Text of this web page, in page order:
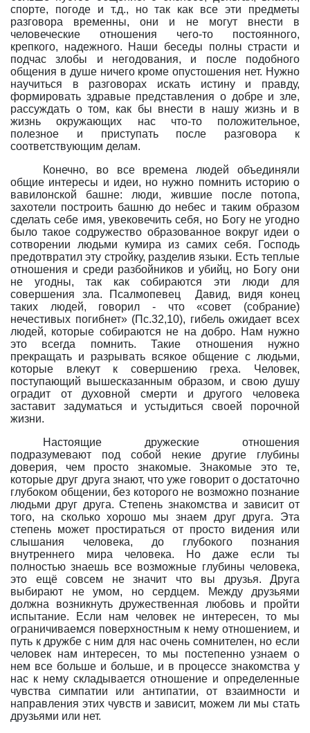
спорте, погоде и т.д., но так как все эти предметы
разговора временны, они и не могут внести в
человеческие отношения чего-то постоянного,
крепкого, надежного. Наши беседы полны страсти и
подчас злобы и негодования, и после подобного
общения в душе ничего кроме опустошения нет. Нужно
научиться в разговорах искать истину и правду,
формировать здравые представления о добре и зле,
рассуждать о том, как бы внести в нашу жизнь и в
жизнь окружающих нас что-то положительное,
полезное и приступать после разговора к
соответствующим делам.
Конечно, во все времена людей объединяли
общие интересы и идеи, но нужно помнить историю о
вавилонской башне: люди, жившие после потопа,
захотели построить башню до небес и таким образом
сделать себе имя, увековечить себя, но Богу не угодно
было такое содружество образованное вокруг идеи о
сотворении людьми кумира из самих себя. Господь
предотвратил эту стройку, разделив языки. Есть теплые
отношения и среди разбойников и убийц, но Богу они
не угодны, так как собираются эти люди для
совершения зла. Псалмопевец
Давид, видя конец
таких людей, говорил - что «совет (собрание)
нечестивых погибнет» (Пс.32,10), гибель ожидает всех
людей, которые собираются не на добро. Нам нужно
это всегда помнить. Такие отношения нужно
прекращать и разрывать всякое общение с людьми,
которые влекут к совершению греха. Человек,
поступающий вышесказанным образом, и свою душу
оградит от духовной смерти и другого человека
заставит задуматься и устыдиться своей порочной
жизни.
Настоящие дружеские отношения
подразумевают под собой некие другие глубины
доверия, чем просто знакомые. Знакомые это те,
которые друг друга знают, что уже говорит о достаточно
глубоком общении, без которого не возможно познание
людьми друг друга. Степень знакомства и зависит от
того, на сколько хорошо мы знаем друг друга. Эта
степень может простираться от просто видения или
слышания человека, до глубокого познания
внутреннего мира человека. Но даже если ты
полностью знаешь все возможные глубины человека,
это ещё совсем не значит что вы друзья. Друга
выбирают не умом, но сердцем. Между друзьями
должна возникнуть дружественная любовь и пройти
испытание. Если нам человек не интересен, то мы
ограничиваемся поверхностным к нему отношением, и
путь к дружбе с ним для нас очень сомнителен, но если
человек нам интересен, то мы постепенно узнаем о
нем все больше и больше, и в процессе знакомства у
нас к нему складывается отношение и определенные
чувства симпатии или антипатии, от взаимности и
направления этих чувств и зависит, можем ли мы стать
друзьями или нет.